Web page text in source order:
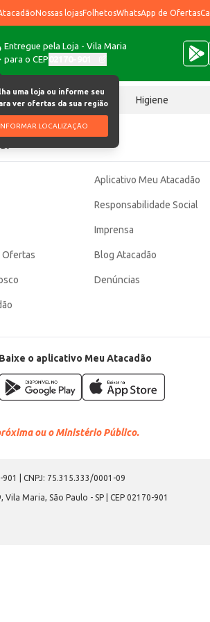
Nossas lojasFolhetosWhatsApp de Ofertas
Entregue pela Loja - Vila Maria
para o CEP
uma loja ou informe seu
ver ofertas da sua região
LOCALIZAÇÃO
Chocolates Higiene
Ofertas
Aplicativo Meu Atacadão
Responsabilidade Social
Imprensa
Blog Atacadão
Denúncias
Baixe o aplicativo Meu Atacadão
ou o Ministério Público.
| CNPJ: 75.315.333/0001-09
Maria, São Paulo - SP | CEP 02170-901